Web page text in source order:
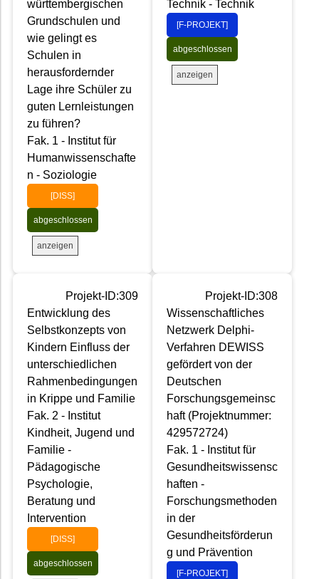
württembergischen
Grundschulen und
wie gelingt es
Schulen in
herausfordernder
Lage ihre Schüler zu
guten Lernleistungen
zu führen?
Fak. 1 - Institut für
Humanwissenschafte
n - Soziologie
[DISS]
abgeschlossen
anzeigen
Technik - Technik
[F-PROJEKT]
abgeschlossen
anzeigen
Projekt-ID:309
Entwicklung des
Selbstkonzepts von
Kindern Einfluss der
unterschiedlichen
Rahmenbedingungen
in Krippe und Familie
Fak. 2 - Institut
Kindheit, Jugend und
Familie -
Pädagogische
Psychologie,
Beratung und
Intervention
[DISS]
abgeschlossen
Projekt-ID:308
Wissenschaftliches
Netzwerk Delphi-
Verfahren DEWISS
gefördert von der
Deutschen
Forschungsgemeinsc
haft (Projektnummer:
429572724)
Fak. 1 - Institut für
Gesundheitswissensc
haften -
Forschungsmethoden
in der
Gesundheitsförderun
g und Prävention
[F-PROJEKT]